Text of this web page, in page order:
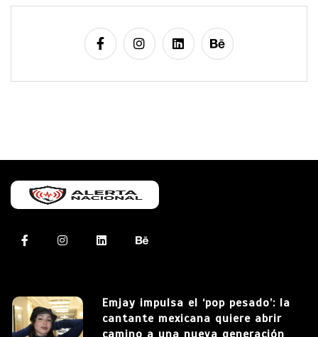
Emjay impulsa el ‘pop pesado’: la
cantante mexicana quiere abrir
camino a una nueva generación